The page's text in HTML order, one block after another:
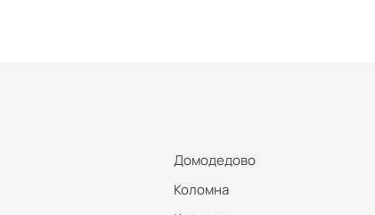
Домодедово
Коломна